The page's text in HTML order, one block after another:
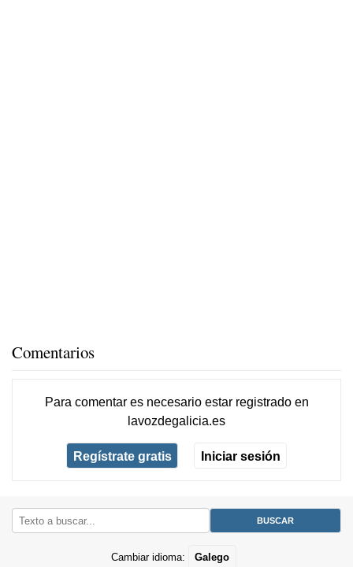
Comentarios
Para comentar es necesario estar registradoen
lavozdegalicia.es
Regístrate gratis Iniciar sesión
Cambiar idioma: Galego